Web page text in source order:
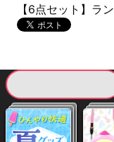
【6点セット】ラ